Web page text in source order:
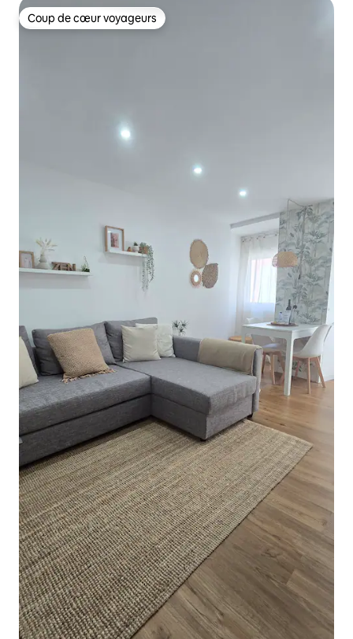
Coup de cœur voyageurs
Coup de cœur voyageurs